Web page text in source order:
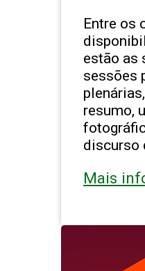
Entre os
estão as
sessões
resumo,
discurso
Mais